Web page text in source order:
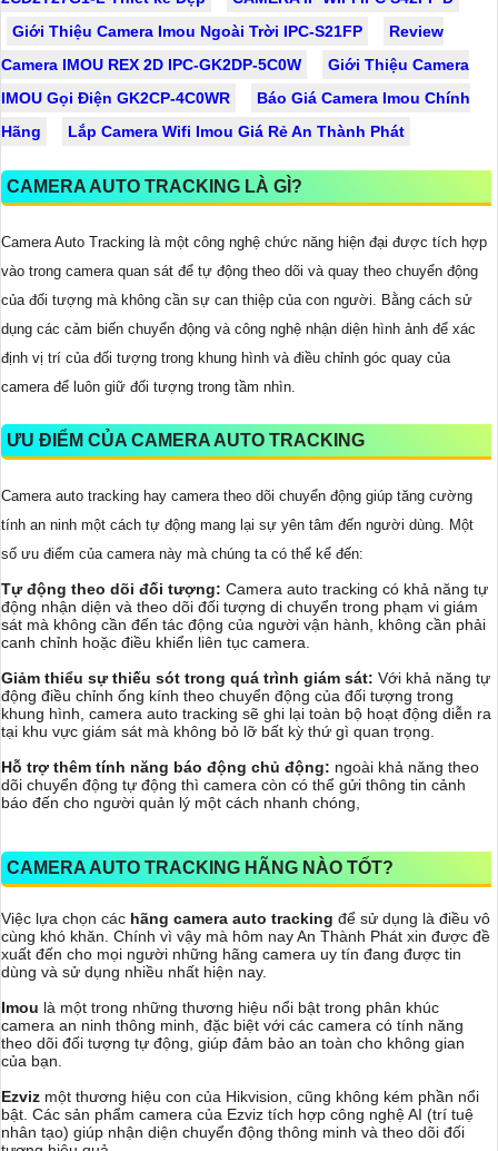
Giới Thiệu Camera Imou Ngoài Trời IPC-S21FP
Review
Camera IMOU REX 2D IPC-GK2DP-5C0W
Giới Thiệu Camera
IMOU Gọi Điện GK2CP-4C0WR
Báo Giá Camera Imou Chính
Hãng
Lắp Camera Wifi Imou Giá Rẻ An Thành Phát
CAMERA AUTO TRACKING LÀ GÌ?
Camera Auto Tracking là một công nghệ chức năng hiện đại được tích hợp
vào trong camera quan sát để tự động theo dõi và quay theo chuyển động
của đối tượng mà không cần sự can thiệp của con người. Bằng cách sử
dụng các cảm biến chuyển động và công nghệ nhận diện hình ảnh để xác
định vị trí của đối tượng trong khung hình và điều chỉnh góc quay của
camera để luôn giữ đối tượng trong tầm nhìn.
ƯU ĐIỂM CỦA CAMERA AUTO TRACKING
Camera auto tracking hay camera theo dõi chuyển động giúp tăng cường
tính an ninh một cách tự động mang lại sự yên tâm đến người dùng. Một
số ưu điểm của camera này mà chúng ta có thể kể đến:
Tự động theo dõi đối tượng: Camera auto tracking có khả năng tự
động nhận diện và theo dõi đối tượng di chuyển trong phạm vi giám
sát mà không cần đến tác động của người vận hành, không cần phải
canh chỉnh hoặc điều khiển liên tục camera.
Giảm thiểu sự thiếu sót trong quá trình giám sát: Với khả năng tự
động điều chỉnh ống kính theo chuyển động của đối tượng trong
khung hình, camera auto tracking sẽ ghi lại toàn bộ hoạt động diễn ra
tại khu vực giám sát mà không bỏ lỡ bất kỳ thứ gì quan trọng.
Hỗ trợ thêm tính năng báo động chủ động: ngoài khả năng theo
dõi chuyển động tự động thì camera còn có thể gửi thông tin cảnh
báo đến cho người quản lý một cách nhanh chóng,
CAMERA AUTO TRACKING HÃNG NÀO TỐT?
Việc lựa chọn các hãng camera auto tracking để sử dụng là điều vô
cùng khó khăn. Chính vì vậy mà hôm nay An Thành Phát xin được đề
xuất đến cho mọi người những hãng camera uy tín đang được tin
dùng và sử dụng nhiều nhất hiện nay.
Imou là một trong những thương hiệu nổi bật trong phân khúc
camera an ninh thông minh, đặc biệt với các camera có tính năng
theo dõi đối tượng tự động, giúp đảm bảo an toàn cho không gian
của bạn.
Ezviz một thương hiệu con của Hikvision, cũng không kém phần nổi
bật. Các sản phẩm camera của Ezviz tích hợp công nghệ AI (trí tuệ
nhân tạo) giúp nhận diện chuyển động thông minh và theo dõi đối